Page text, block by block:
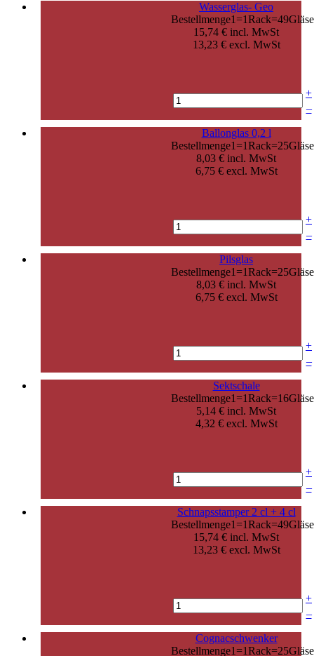
Wasserglas- Geo
15,74 € incl. MwSt
13,23 € excl. MwSt
+
–
Ballonglas 0,2 l
8,03 € incl. MwSt
6,75 € excl. MwSt
+
–
Pilsglas
8,03 € incl. MwSt
6,75 € excl. MwSt
+
–
Sektschale
5,14 € incl. MwSt
4,32 € excl. MwSt
+
–
Schnapsstamper 2 cl + 4 cl
15,74 € incl. MwSt
13,23 € excl. MwSt
+
–
Cognacschwenker